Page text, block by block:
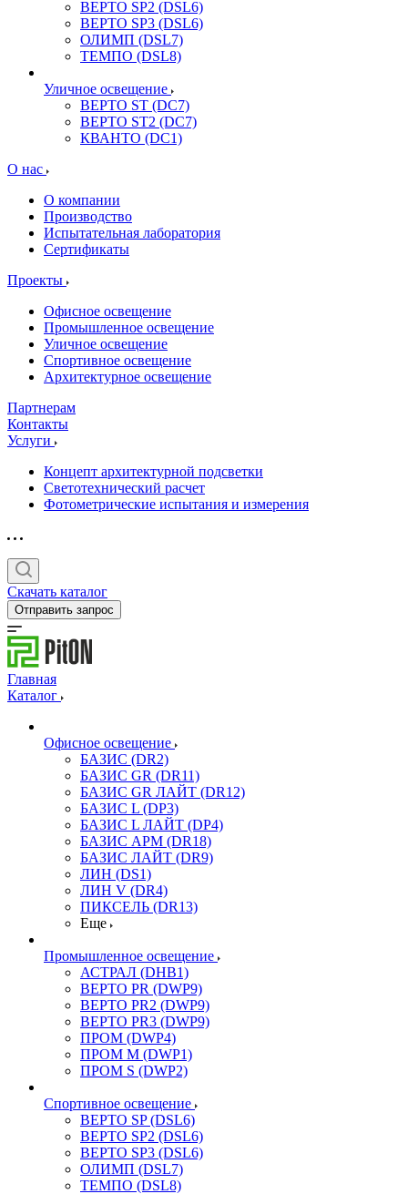
ВЕРТО SP2 (DSL6)
ВЕРТО SP3 (DSL6)
ОЛИМП (DSL7)
ТЕМПО (DSL8)
Уличное освещение
ВЕРТО ST (DC7)
ВЕРТО ST2 (DC7)
КВАНТО (DC1)
О нас
О компании
Производство
Испытательная лаборатория
Сертификаты
Проекты
Офисное освещение
Промышленное освещение
Уличное освещение
Спортивное освещение
Архитектурное освещение
Партнерам
Контакты
Услуги
Концепт архитектурной подсветки
Светотехнический расчет
Фотометрические испытания и измерения
Скачать каталог
Отправить запрос
Главная
Каталог
Офисное освещение
БАЗИС (DR2)
БАЗИС GR (DR11)
БАЗИС GR ЛАЙТ (DR12)
БАЗИС L (DP3)
БАЗИС L ЛАЙТ (DP4)
БАЗИС АРМ (DR18)
БАЗИС ЛАЙТ (DR9)
ЛИН (DS1)
ЛИН V (DR4)
ПИКСЕЛЬ (DR13)
Еще
Промышленное освещение
АСТРАЛ (DHB1)
ВЕРТО PR (DWP9)
ВЕРТО PR2 (DWP9)
ВЕРТО PR3 (DWP9)
ПРОМ (DWP4)
ПРОМ M (DWP1)
ПРОМ S (DWP2)
Спортивное освещение
ВЕРТО SP (DSL6)
ВЕРТО SP2 (DSL6)
ВЕРТО SP3 (DSL6)
ОЛИМП (DSL7)
ТЕМПО (DSL8)